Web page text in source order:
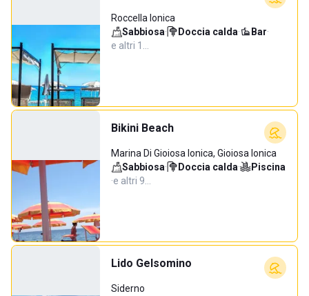
Roccella Ionica
Sabbiosa· Doccia calda· Bar·
e altri 1…
Bikini Beach
Marina Di Gioiosa Ionica, Gioiosa Ionica
Sabbiosa· Doccia calda·
Piscina
·e altri 9…
Lido Gelsomino
Siderno